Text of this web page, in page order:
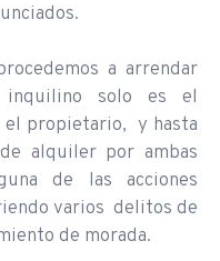
a arrendar
inquilino solo es el
el propietario, y hasta
alquiler por ambas
de las acciones
varios delitos de
de morada.